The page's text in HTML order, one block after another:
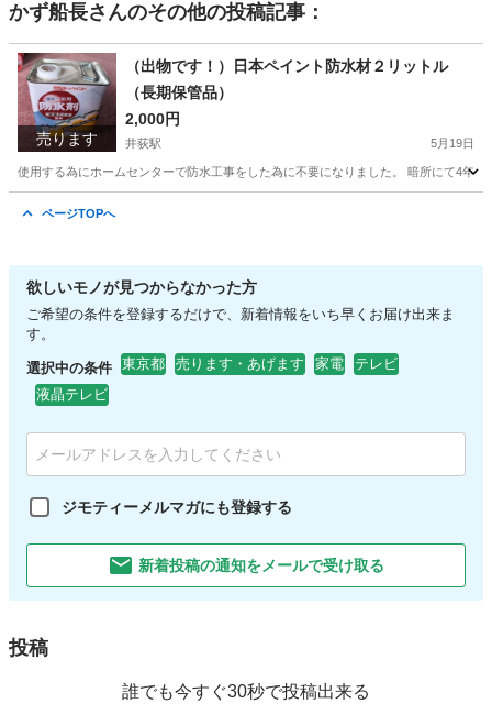
かず船長さんのその他の投稿記事：
売ります
（出物です！）日本ペイント防水材２リットル
（長期保管品）
2,000円
井荻駅 5月19日
使用する為にホームセンターで防水工事をした為に不要になりました。 暗所にて4年
ページTOPへ
欲しいモノが見つからなかった方
ご希望の条件を登録するだけで、新着情報をいち早くお届け出来ま
す。
選択中の条件 東京都 売ります・あげます 家電
テレビ
液晶テレビ
ジモティーメルマガにも登録する
新着投稿の通知をメールで受け取る
投稿
誰でも今すぐ30秒で投稿出来る